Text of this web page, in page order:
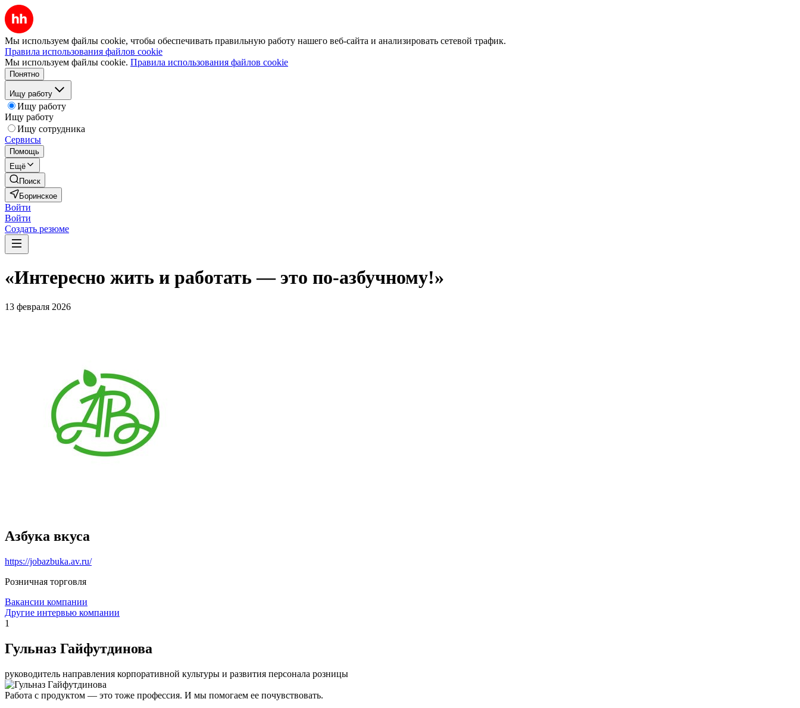
Мы используем файлы cookie, чтобы обеспечивать правильную работу нашего веб-сайта и анализировать сетевой трафик.
Правила использования файлов cookie
Мы используем файлы cookie. Правила использования файлов cookie
Понятно
Ищу работу
Ищу работу
Ищу работу
Ищу сотрудника
Сервисы
Помощь
Ещё
Поиск
Боринское
Войти
Войти
Создать резюме
«Интересно жить и работать — это по-азбучному!»
13 февраля 2026
Азбука вкуса
https://jobazbuka.av.ru/
Розничная торговля
Вакансии компании
Другие интервью компании
1
Гульназ Гайфутдинова
руководитель направления корпоративной культуры и развития персонала розницы
Работа с продуктом — это тоже профессия. И мы помогаем ее почувствовать.